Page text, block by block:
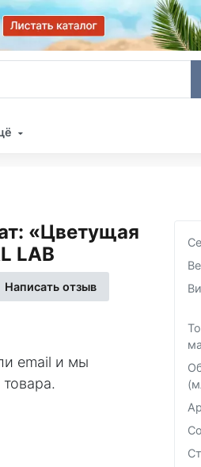
Согласен на
Забыли
«Цветущая
LAB
Написать отзыв
email и мы